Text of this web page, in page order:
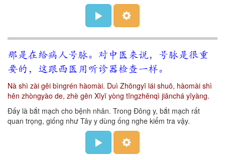
那是在给病人号脉。对中医来说，号脉是很重
要的，这跟西医用听诊器检查一样。
Nà shì zài gěi bìngrén hàomài. Duì Zhōngyī lái shuō, hàomài shì
hěn zhòngyào de, zhè gēn Xīyī yòng tīngzhěnqì jiǎnchá yīyàng.
Đấy là bắt mạch cho bệnh nhân. Trong Đông y, bắt mạch rất
quan trọng, giống như Tây y dùng ống nghe kiểm tra vậy.